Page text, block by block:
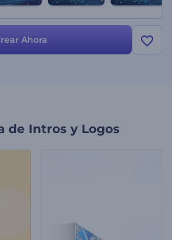
Ahora
de Intros y Logos